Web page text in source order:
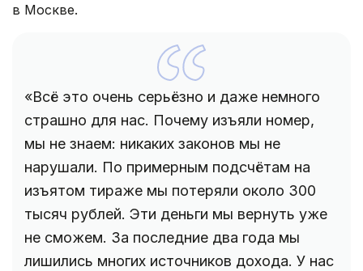
в Москве.
«Всё это очень серьёзно и даже немного
страшно для нас. Почему изъяли номер,
мы не знаем: никаких законов мы не
нарушали. По примерным подсчётам на
изъятом тираже мы потеряли около 300
тысяч рублей. Эти деньги мы вернуть уже
не сможем. За последние два года мы
лишились многих источников дохода. У нас